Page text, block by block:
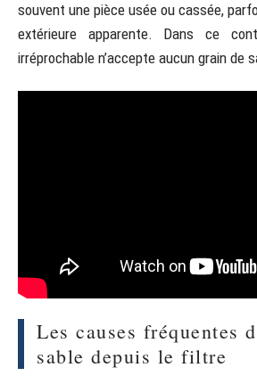
souvent une pièce usée ou cassée,
extérieure apparente. Dans ce
irréprochable n’accepte aucun grain de
Les causes fréquentes
sable depuis le filtre